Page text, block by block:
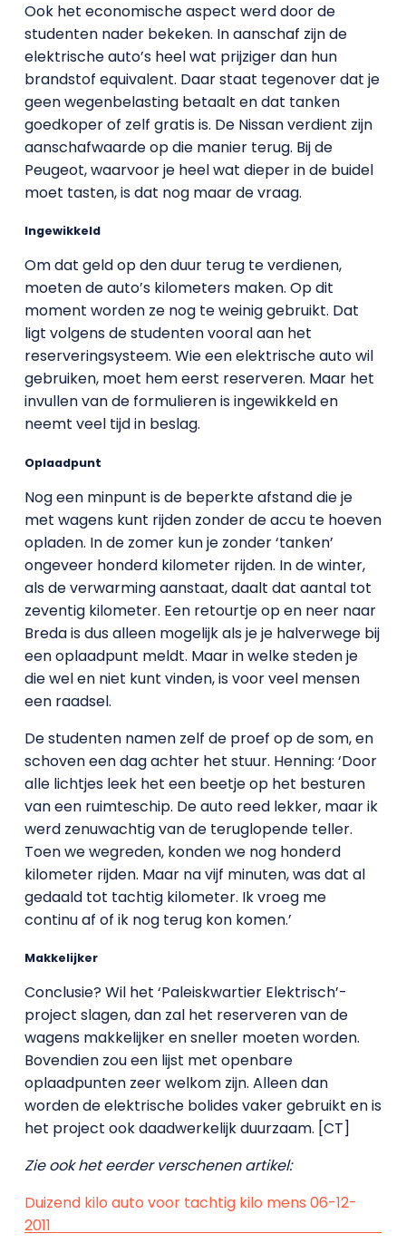
Ook het economische aspect werd door de
studenten nader bekeken. In aanschaf zijn de
elektrische auto’s heel wat prijziger dan hun
brandstof equivalent. Daar staat tegenover dat je
geen wegenbelasting betaalt en dat tanken
goedkoper of zelf gratis is. De Nissan verdient zijn
aanschafwaarde op die manier terug. Bij de
Peugeot, waarvoor je heel wat dieper in de buidel
moet tasten, is dat nog maar de vraag.
Ingewikkeld
Om dat geld op den duur terug te verdienen,
moeten de auto’s kilometers maken. Op dit
moment worden ze nog te weinig gebruikt. Dat
ligt volgens de studenten vooral aan het
reserveringsysteem. Wie een elektrische auto wil
gebruiken, moet hem eerst reserveren. Maar het
invullen van de formulieren is ingewikkeld en
neemt veel tijd in beslag.
Oplaadpunt
Nog een minpunt is de beperkte afstand die je
met wagens kunt rijden zonder de accu te hoeven
opladen. In de zomer kun je zonder ‘tanken’
ongeveer honderd kilometer rijden. In de winter,
als de verwarming aanstaat, daalt dat aantal tot
zeventig kilometer. Een retourtje op en neer naar
Breda is dus alleen mogelijk als je je halverwege bij
een oplaadpunt meldt. Maar in welke steden je
die wel en niet kunt vinden, is voor veel mensen
een raadsel.
De studenten namen zelf de proef op de som, en
schoven een dag achter het stuur. Henning: ‘Door
alle lichtjes leek het een beetje op het besturen
van een ruimteschip. De auto reed lekker, maar ik
werd zenuwachtig van de teruglopende teller.
Toen we wegreden, konden we nog honderd
kilometer rijden. Maar na vijf minuten, was dat al
gedaald tot tachtig kilometer. Ik vroeg me
continu af of ik nog terug kon komen.’
Makkelijker
Conclusie? Wil het ‘Paleiskwartier Elektrisch’-
project slagen, dan zal het reserveren van de
wagens makkelijker en sneller moeten worden.
Bovendien zou een lijst met openbare
oplaadpunten zeer welkom zijn. Alleen dan
worden de elektrische bolides vaker gebruikt en is
het project ook daadwerkelijk duurzaam. [CT]
Zie ook het eerder verschenen artikel:
Duizend kilo auto voor tachtig kilo mens 06-12-
2011